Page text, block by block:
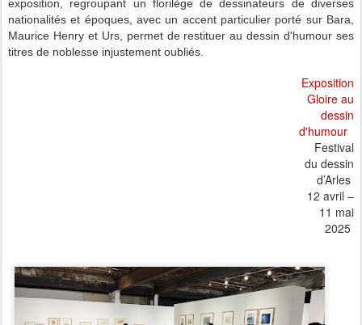
exposition, regroupant un florilège de dessinateurs de diverses
nationalités et époques, avec un accent particulier porté sur Bara,
Maurice Henry et Urs, permet de restituer au dessin d'humour ses
titres de noblesse injustement oubliés.
Exposition
Gloire au
dessin
d'humour
Festival
du dessin
d’Arles
12 avril –
11 mai
2025